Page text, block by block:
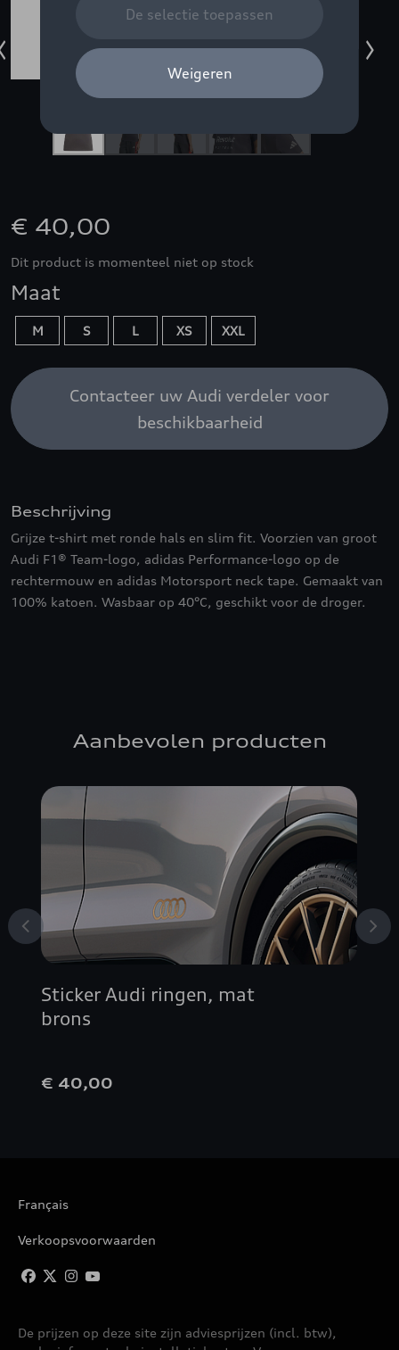
€ 40,00
Dit product is momenteel niet op stock
Maat
M S L XS XXL
Contacteer uw Audi verdeler voor
beschikbaarheid
Beschrijving
Grijze t-shirt met ronde hals en slim fit. Voorzien van groot
Audi F1® Team-logo, adidas Performance-logo op de
rechtermouw en adidas Motorsport neck tape. Gemaakt van
100% katoen. Wasbaar op 40°C, geschikt voor de droger.
Aanbevolen producten
Sticker Audi ringen, mat
brons
€ 40,00
Français
Verkoopsvoorwaarden
De prijzen op deze site zijn adviesprijzen (incl. btw),